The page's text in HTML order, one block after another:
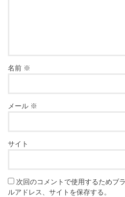
名前 ※
メール ※
サイト
次回のコメントで使用するためブ
ルアドレス、サイトを保存する。